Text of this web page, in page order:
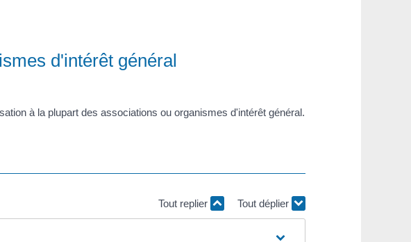
d'intérêt général
à la plupart des associations ou organismes d'intérêt général.
Tout replier Tout déplier